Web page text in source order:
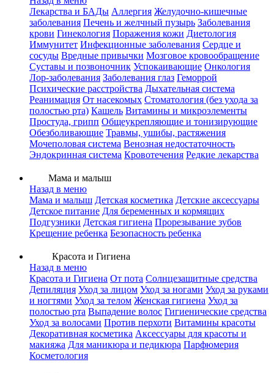
Лекарства и БАДы Аллергия Желудочно-кишечные
заболевания Печень и желчный пузырь Заболевания
крови Гинекология Поражения кожи Диетология
Иммунитет Инфекционные заболевания Сердце и
сосуды Вредные привычки Мозговое кровообращение
Суставы и позвоночник Успокаивающие Онкология
Лор-заболевания Заболевания глаз Геморрой
Психические расстройства Дыхательная система
Реанимация От насекомых Стоматология (без ухода за
полостью рта) Кашель Витамины и микроэлементы
Простуда, грипп Общеукрепляющие и тонизирующие
Обезболивающие Травмы, ушибы, растяжения
Мочеполовая система Венозная недостаточность
Эндокринная система Кровотечения Редкие лекарства
Мама и малыш
Назад в меню
Мама и малыш Детская косметика Детские аксессуары
Детское питание Для беременных и кормящих
Подгузники Детская гигиена Прорезывание зубов
Крещение ребенка Безопасность ребенка
Красота и Гигиена
Назад в меню
Красота и Гигиена От пота Солнцезащитные средства
Депиляция Уход за лицом Уход за ногами Уход за руками
и ногтями Уход за телом Женская гигиена Уход за
полостью рта Выпадение волос Гигиенические средства
Уход за волосами Против перхоти Витамины красоты
Декоративная косметика Аксессуары для красоты и
макияжа Для маникюра и педикюра Парфюмерия
Косметология